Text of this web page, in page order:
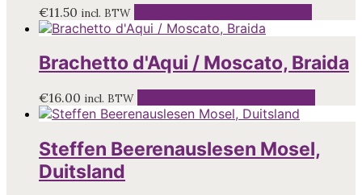
€11.50 incl. BTW
Brachetto d'Aqui / Moscato, Braida
€16.00 incl. BTW
Steffen Beerenauslesen Mosel,
Duitsland